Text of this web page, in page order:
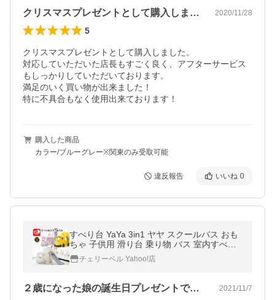
クリスマスプレゼントとして購入しました… 2020/11/28
5
クリスマスプレゼントとして購入しました。
対応していただいた店長もすごく良く、アフターサービス
もしっかりしていただいております。
満足のいく買い物が出来ました！
特に不具合もなく使用出来ております！
購入した商品
カラー/ブルーグレー※関東のみ受取可能
違反報告 いいね 0
すべり台 YaYa 3in1 ヤヤ スクールバス おも
ちゃ 子供用 滑り台 乗り物 バス 室内すべり
台 屋内遊具 遊具 玩具 ボールプール 車 プレ
イハウス
チェリーベル Yahoo!店
２歳になった娘の誕生日プレゼントで購入… 2021/11/7